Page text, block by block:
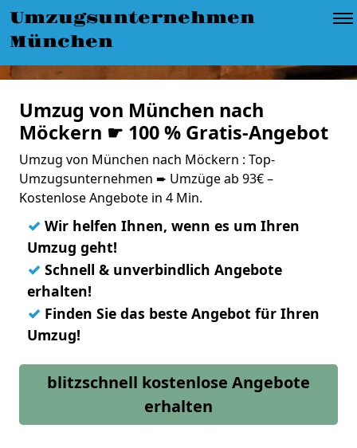
Umzugsunternehmen
München
Umzug von München nach
Möckern ☛ 100 % Gratis-Angebot
Umzug von München nach Möckern : Top-
Umzugsunternehmen ➨ Umzüge ab 93€ –
Kostenlose Angebote in 4 Min.
✓ Wir helfen Ihnen, wenn es um Ihren
Umzug geht!
✓ Schnell & unverbindlich Angebote
erhalten!
✓ Finden Sie das beste Angebot für Ihren
Umzug!
blitzschnell kostenlose Angebote
erhalten